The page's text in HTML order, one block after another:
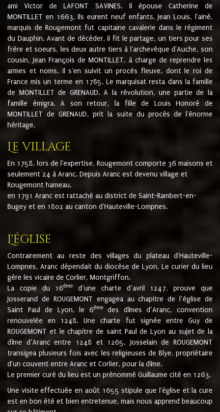
ami Victor de LAFONT SAVINES. Il épouse Catherine de
MONTILLET en 1663. Ils eurent neuf enfants. Jean Louis, l'ainé,
marquis de Rougemont fut capitaine cavalerie dans le régiment
du Dauphin. Avant de décéder, il fit le partage, un tiers pour ses
frère et soeurs, les deux autre tiers à l'archevêque d'Auche, son
cousin, Jean François de MONTILLET, à charge de reprendre les
armes et noms. Il s'en suivit un procès fleuve, dont le roi de
France mis un terme en 1785. Le marquisat resta dans la famille
de MONTILLET de GRENAUD. A la révolution, une partie de la
famille émigra. A son retour, la fille de Louis Honoré de
MONTILLET de GRENAUD, prit la suite du procès de l'énorme
héritage.
Le village
En 1758, lors de l'expertise, Rougemont comporte 36 maisons et
seulement 24 à Aranc. Depuis Aranc est devenu village et
Rougemont hameau.
en 1791 Aranc est rattaché au district de Saint-Rambert-en-
Bugey et en 1802 au canton d'Hauteville-Lompnes.
L'église
Contrairement au reste des villages du plateau d'Hauteville-
Lompnes, Aranc dépendait du diocèse de Lyon. Le curier du lieu
gère les vicaire de Corlier, Montgriffon.
La copie du 16ème
d’une charte d’avril 1247, prouve que
Josserand de ROUGEMONT engagea au chapitre de l’église de
Saint Paul de Lyon, le 6èmedes dîmes d’Aranc, convention
renouvelée en 1248. Une charte fut signée entre Guy de
ROUGEMONT et le chapitre de saint Paul de Lyon au sujet de la
dîme d’Aranc entre 1248 et 1265. Josselain de ROUGEMONT
transigea plusieurs fois avec les religieuses de Blye, propriétaire
d'un couvent entre Aranc et Corlier, pour la dîme.
Le premier curé du lieu est un prénommé Guillaume cité en 1263.
Une visite effectuée en août 1655 stipule que l'église et la cure
est en bon été et bien entretenue, mais nous apprend beaucoup